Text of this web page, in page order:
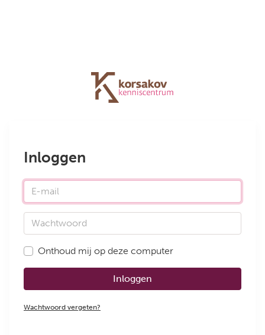
Inloggen
E-mail
Wachtwoord
Onthoud mij op deze computer
Inloggen
Wachtwoord vergeten?